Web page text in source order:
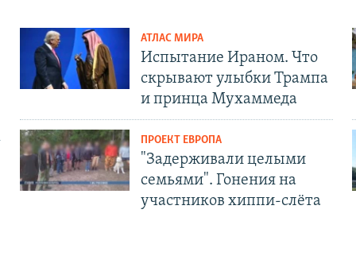
АТЛАС МИРА
Испытание Ираном. Что
скрывают улыбки Трампа
и принца Мухаммеда
ПРОЕКТ ЕВРОПА
"Задерживали целыми
семьями". Гонения на
участников хиппи-слёта